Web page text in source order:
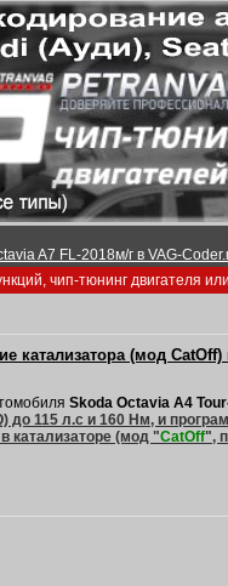
A7 FL-2018м/г в VAG-
чип-тюнинг двигателя или
катализатора (мод
Skoda Octavia А4
до 115 л.с и 160 Нм, и
катализаторе (мод "CatOff",